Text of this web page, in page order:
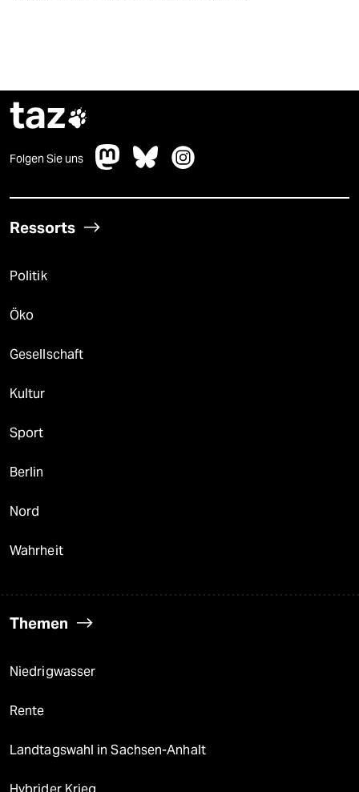
taz
Folgen Sie uns
Ressorts
Politik
Öko
Gesellschaft
Kultur
Sport
Berlin
Nord
Wahrheit
Themen
Niedrigwasser
Rente
Landtagswahl in Sachsen-Anhalt